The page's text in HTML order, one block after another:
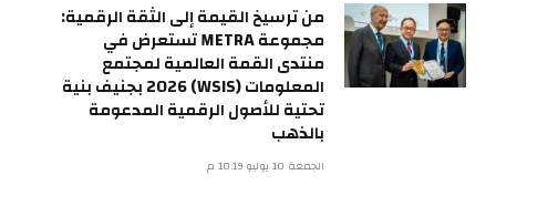
من ترسيخ القيمة إلى الثقة الرقمية:
مجموعة METRA تستعرض في
منتدى القمة العالمية لمجتمع
المعلومات (WSIS) 2026 بجنيف بنية
تحتية للأصول الرقمية المدعومة
بالذهب
الجمعة 10 يوليو 10:19 م